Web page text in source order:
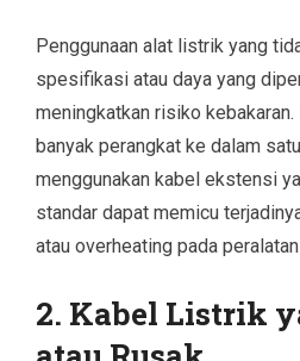
Penggunaan alat listrik yang
spesifikasi atau daya yang
meningkatkan risiko
banyak perangkat ke dalam
menggunakan kabel ekstensi
standar dapat memicu
atau overheating pada
2. Kabel Listrik